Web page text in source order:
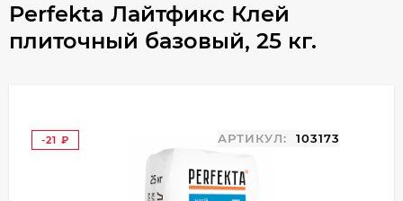
Perfekta Лайтфикс Клей
плиточный базовый, 25 кг.
-21
АРТИКУЛ: 103173